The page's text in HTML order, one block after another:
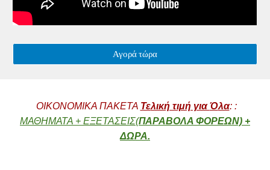
Αγορά τώρα
OIKONOMIKA ΠΑΚΕΤΑ Τελική τιμή γιαΌλα: :
ΜΑΘΗΜΑΤΑ + ΕΞΕΤΑΣΕΙΣ(ΠΑΡΑΒΟΛΑ ΦΟΡΕΩΝ) +
ΔΩΡΑ.